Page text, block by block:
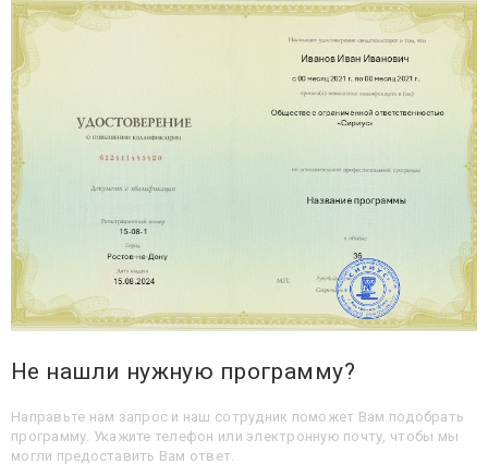
Не нашли нужную программу?
Направьте нам запрос и наш сотрудник поможет Вам подобрать
программу. Укажите телефон или электронную почту, чтобы мы
могли предоставить Вам ответ.